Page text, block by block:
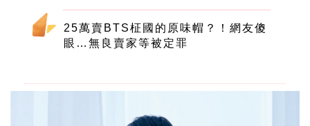
25萬賣BTS柾國的原味帽？！網友傻
眼…無良賣家等被定罪